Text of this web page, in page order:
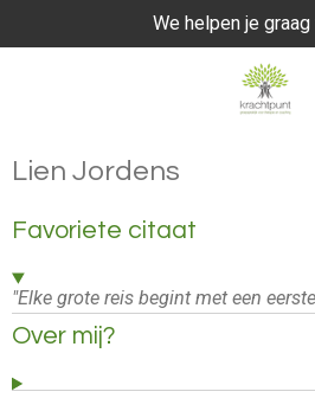
direct
We helpen je graag
Lien Jordens
Favoriete citaat
"Elke grote reis begint met een
Over mij?